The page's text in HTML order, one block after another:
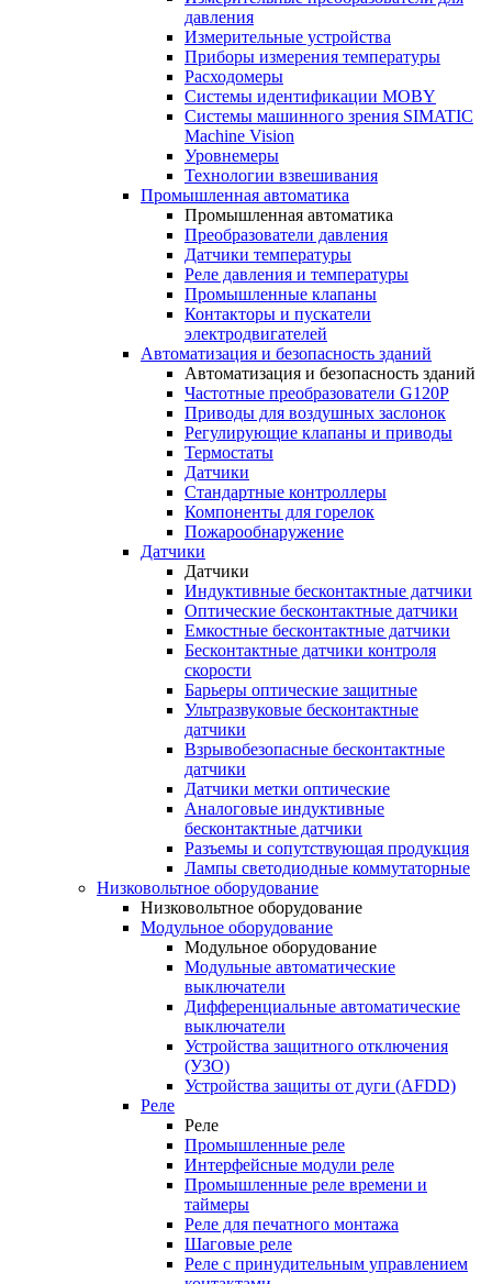
давления
Измерительные устройства
Приборы измерения температуры
Расходомеры
Системы идентификации MOBY
Системы машинного зрения SIMATIC
Machine Vision
Уровнемеры
Технологии взвешивания
Промышленная автоматика
Промышленная автоматика
Преобразователи давления
Датчики температуры
Реле давления и температуры
Промышленные клапаны
Контакторы и пускатели
электродвигателей
Автоматизация и безопасность зданий
Автоматизация и безопасность зданий
Частотные преобразователи G120P
Приводы для воздушных заслонок
Регулирующие клапаны и приводы
Термостаты
Датчики
Стандартные контроллеры
Компоненты для горелок
Пожарообнаружение
Датчики
Датчики
Индуктивные бесконтактные датчики
Оптические бесконтактные датчики
Емкостные бесконтактные датчики
Бесконтактные датчики контроля
скорости
Барьеры оптические защитные
Ультразвуковые бесконтактные
датчики
Взрывобезопасные бесконтактные
датчики
Датчики метки оптические
Аналоговые индуктивные
бесконтактные датчики
Разъемы и сопутствующая продукция
Лампы светодиодные коммутаторные
Низковольтное оборудование
Низковольтное оборудование
Модульное оборудование
Модульное оборудование
Модульные автоматические
выключатели
Дифференциальные автоматические
выключатели
Устройства защитного отключения
(УЗО)
Устройства защиты от дуги (AFDD)
Реле
Реле
Промышленные реле
Интерфейсные модули реле
Промышленные реле времени и
таймеры
Реле для печатного монтажа
Шаговые реле
Реле с принудительным управлением